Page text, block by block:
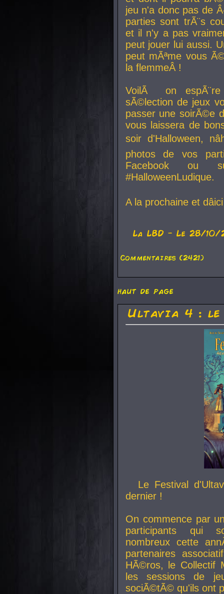
jeu n'a donc pas de
parties sont trÃ¨s
et il n'y a pas
peut jouer lui aussi.
peut mÃªme vous
la flemmeÂ !
VoilÃ on
sÃ©lection de jeux
passer une soirÃ©e
vous laissera de
soir d'Halloween,
photos de vos
Facebook ou
#HalloweenLudique.
A la prochaine et
La LBD - Le 28/10/
Commentaires (2421)
haut de page
Ultavia 4 :
Le Festival
dernier !
On commence par
participants qui
nombreux cette
partenaires
HÃ©ros, le Collectif
les sessions de
sociÃ©tÃ© qu'ils ont